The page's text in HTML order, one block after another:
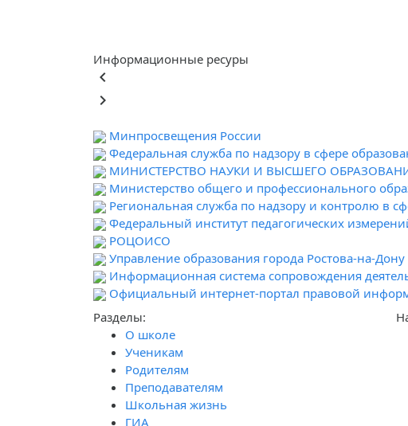
Информационные ресуры
keyboard_arrow_left
keyboard_arrow_right
Минпросвещения России
Федеральная служба по надзору в сфере
МИНИСТЕРСТВО НАУКИ И ВЫСШЕГО
Министерство общего и профессионального
Региональная служба по надзору и контролю в
Федеральный институт педагогических
РОЦОИСО
Управление образования города Ростова-на-Дону
Информационная система сопровождения
Официальный интернет-портал правовой
Разделы:
О школе
Ученикам
Родителям
Преподавателям
Школьная жизнь
ГИА